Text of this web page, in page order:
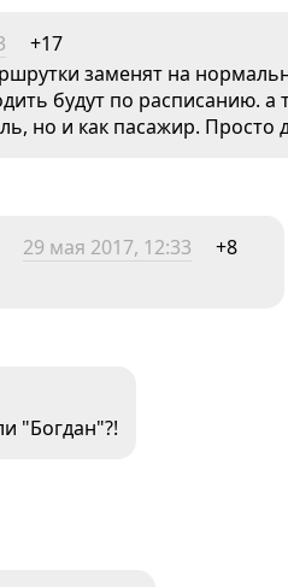
+17
заменят на
будут по расписанию. а
но и как пасажир. Просто
29 мая 2017, 12:33
+8
"Богдан"?!